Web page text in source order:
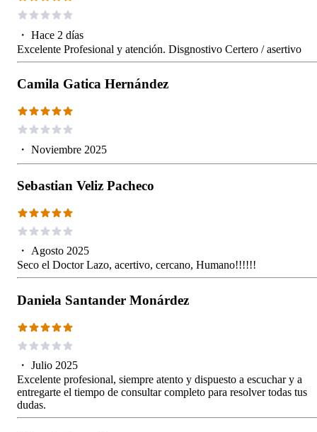
・ Hace 2 días
Excelente Profesional y atención. Disgnostivo Certero / asertivo
Camila Gatica Hernández
・ Noviembre 2025
Sebastian Veliz Pacheco
・ Agosto 2025
Seco el Doctor Lazo, acertivo, cercano, Humano!!!!!!
Daniela Santander Monárdez
・ Julio 2025
Excelente profesional, siempre atento y dispuesto a escuchar y a
entregarte el tiempo de consultar completo para resolver todas tus
dudas.